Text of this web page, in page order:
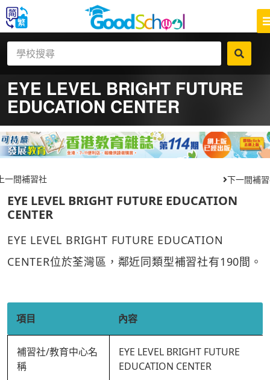
EYE LEVEL BRIGHT FUTURE
EDUCATION CENTER
一間補習社 下一間補
EYE LEVEL BRIGHT FUTURE EDUCATION
CENTER
EYE LEVEL BRIGHT FUTURE EDUCATION
CENTER位於荃灣區，鄰近同類型補習社有190間。
項目 內容
補習社/教育中心名
稱
EYE LEVEL BRIGHT FUTURE
EDUCATION CENTER